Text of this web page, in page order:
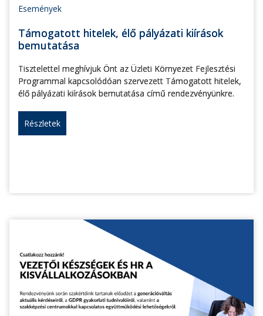
Események
Támogatott hitelek, élő pályázati kiírások
bemutatása
Tisztelettel meghívjuk Önt az Üzleti Környezet Fejlesztési
Programmal kapcsolódóan szervezett Támogatott hitelek,
élő pályázati kiírások bemutatása című rendezvényünkre.
Részletek